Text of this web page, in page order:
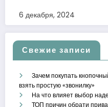
6 декабря, 2024
Свежие записи
Зачем покупать
взять простую «звонилку»
На что влияет выбор
ТОП причин обрати